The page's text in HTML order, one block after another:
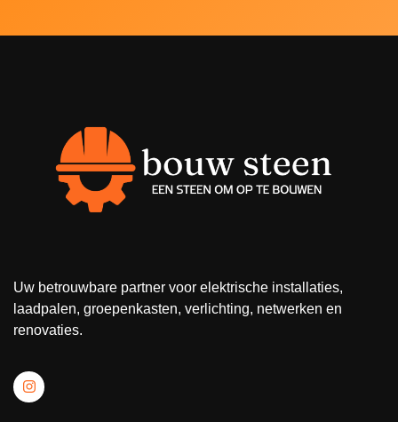
Uw betrouwbare partner voor elektrische installaties,
laadpalen, groepenkasten, verlichting, netwerken en
renovaties.